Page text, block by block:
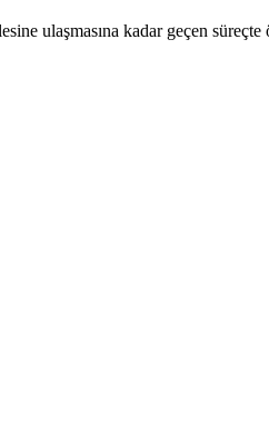
ulaşmasına kadar geçen